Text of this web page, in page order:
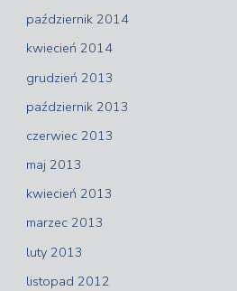
październik 2014
kwiecień 2014
grudzień 2013
październik 2013
czerwiec 2013
maj 2013
kwiecień 2013
marzec 2013
luty 2013
listopad 2012